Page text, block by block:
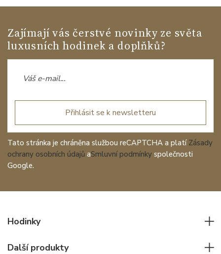
Zajímají vás čerstvé novinky ze světa
luxusních hodinek a doplňků?
Přihlásit se k newsletteru
Tato stránka je chráněna službou reCAPTCHA a platí Zásady
ochrany osobních údajů aSmluvní podmínky společnosti
Google.
Hodinky
Další produkty